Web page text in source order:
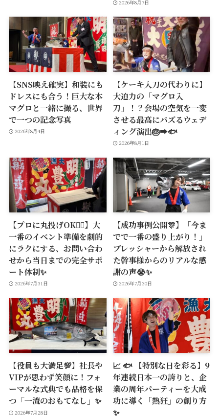
2026年8月7日
【SNS映え確実】和装にも
ドレスにも合う！巨大な本
マグロと一緒に撮る、世界
で一つの記念写真
2026年8月4日
【ケーキ入刀の代わりに】
大迫力の「マグロ入
刀」！？会場の空気を一変
させる最高にバズるウェデ
ィング演出🎂➡️🐟
2026年8月1日
【プロに丸投げOK🙆‍♂️】大
一番のイベント準備を劇的
にラクにする、お問い合わ
せから当日までの完全サポ
ート体制✨
2026年7月31日
【成功事例公開🎊】「今ま
でで一番の盛り上がり！」
プレッシャーから解放され
た幹事様からのリアルな感
謝の声😭✨
2026年7月30日
【役員も大満足💯】社長や
VIPが思わず笑顔に！フォ
ーマルな式典でも品格を保
つ「一流のおもてなし」✨
2026年7月28日
📈 🐟 【特別な日を彩る】9
年連続日本一の誇りと、企
業の周年パーティーを大成
功に導く「熱狂」の創り方
✨